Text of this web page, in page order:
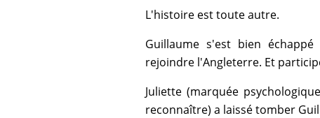
L'histoire est toute autre.
Guillaume s'est bien
rejoindre l'Angleterre. Et
Juliette (marquée
reconnaître) a laissé tomber